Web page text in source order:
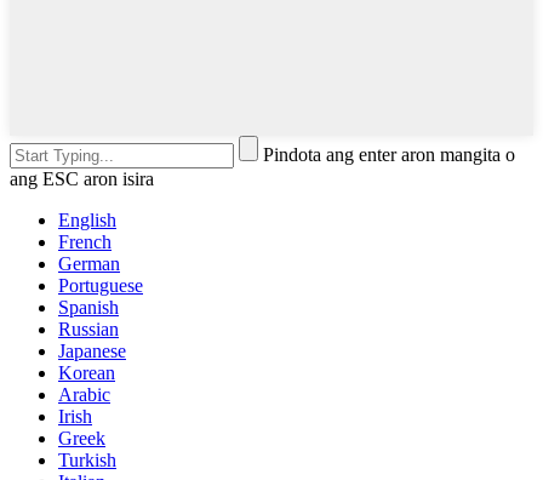
Pindota ang enter aron mangita o
ang ESC aron isira
English
French
German
Portuguese
Spanish
Russian
Japanese
Korean
Arabic
Irish
Greek
Turkish